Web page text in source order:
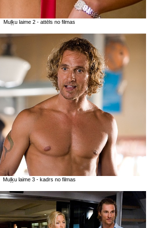
Muļķu laime 2 - attēls no filmas
Muļķu laime 3 - kadrs no filmas